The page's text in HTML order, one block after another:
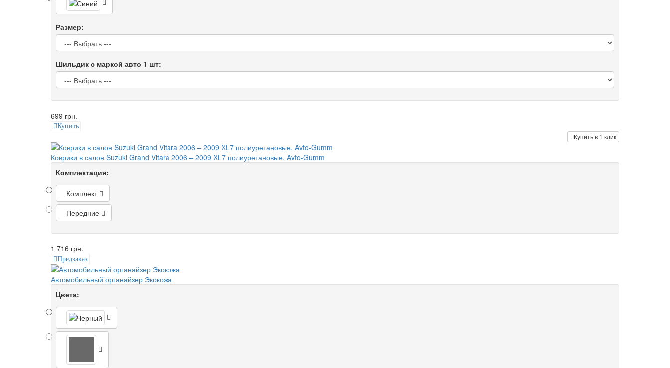
Размер:
Шильдик с маркой авто 1 шт:
699 грн.
Купить
Купить в 1 клик
Коврики в салон Suzuki Grand Vitara 2006 – 2009 XL7 полиуретановые, Avto-Gumm
Комплектация:
Комплект
Передние
1 716 грн.
Предзаказ
Автомобильный органайзер Экокожа
Цвета: